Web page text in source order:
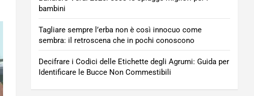
bambini
Tagliare sempre l’erba non è così innocuo come
sembra: il retroscena che in pochi conoscono
Decifrare i Codici delle Etichette degli Agrumi: Guida per
Identificare le Bucce Non Commestibili